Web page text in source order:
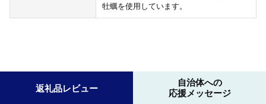
牡蠣を使用しています。
返礼品レビュー
自治体への
応援メッセージ